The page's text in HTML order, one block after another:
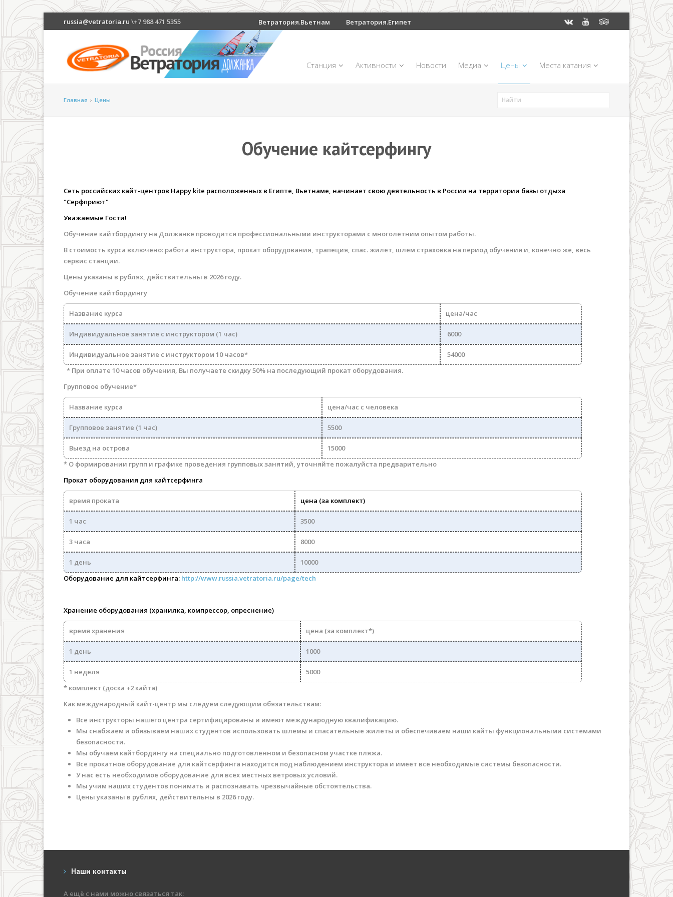
russia@vetratoria.ru \+7 988 471 5355 Ветратория.Вьетнам Ветратория.Египет
Станция Активности Новости Медиа Цены Места катания
Главная › Цены
Обучение кайтсерфингу
Сеть российских кайт-центров Happy kite расположенных в Египте, Вьетнаме, начинает свою деятельность в России на территории базы отдыха
"Серфприют"
Уважаемые Гости!
Обучение кайтбордингу на Должанке проводится профессиональными инструкторами с многолетним опытом работы.
В стоимость курса включено: работа инструктора, прокат оборудования, трапеция, спас. жилет, шлем страховка на период обучения и, конечно же, весь
сервис станции.
Цены указаны в рублях, действительны в 2026 году.
Обучение кайтбордингу
Название курса цена/час
Индивидуальное занятие с инструктором (1 час) 6000
Индивидуальное занятие с инструктором 10 часов*
54000
* При оплате 10 часов обучения, Вы получаете скидку 50% на последующий прокат оборудования.
Групповое обучение*
Название курса цена/час с человека
Групповое занятие (1 час) 5500
Выезд на острова
15000
* О формировании групп и графике проведения групповых занятий, уточняйте пожалуйста предварительно
Прокат оборудования для кайтсерфинга
время проката цена (за комплект)
1 час 3500
3 часа 8000
1 день
10000
Оборудование для кайтсерфинга: http://www.russia.vetratoria.ru/page/tech
Хранение оборудования (хранилка, компрессор, опреснение)
время хранения цена (за комплект*)
1 день 1000
1 неделя
5000
* комплект (доска +2 кайта)
Как международный кайт-центр мы следуем следующим обязательствам:
Все инструкторы нашего центра сертифицированы и имеют международную квалификацию.
Мы снабжаем и обязываем наших студентов использовать шлемы и спасательные жилеты и обеспечиваем наши кайты функциональными системами
безопасности.
Мы обучаем кайтбордингу на специально подготовленном и безопасном участке пляжа.
Все прокатное оборудование для кайтсерфинга находится под наблюдением инструктора и имеет все необходимые системы безопасности.
У нас есть необходимое оборудование для всех местных ветровых условий.
Мы учим наших студентов понимать и распознавать чрезвычайные обстоятельства.
Цены указаны в рублях, действительны в 2026 году.
Наши контакты
А ещё с нами можно связаться так: